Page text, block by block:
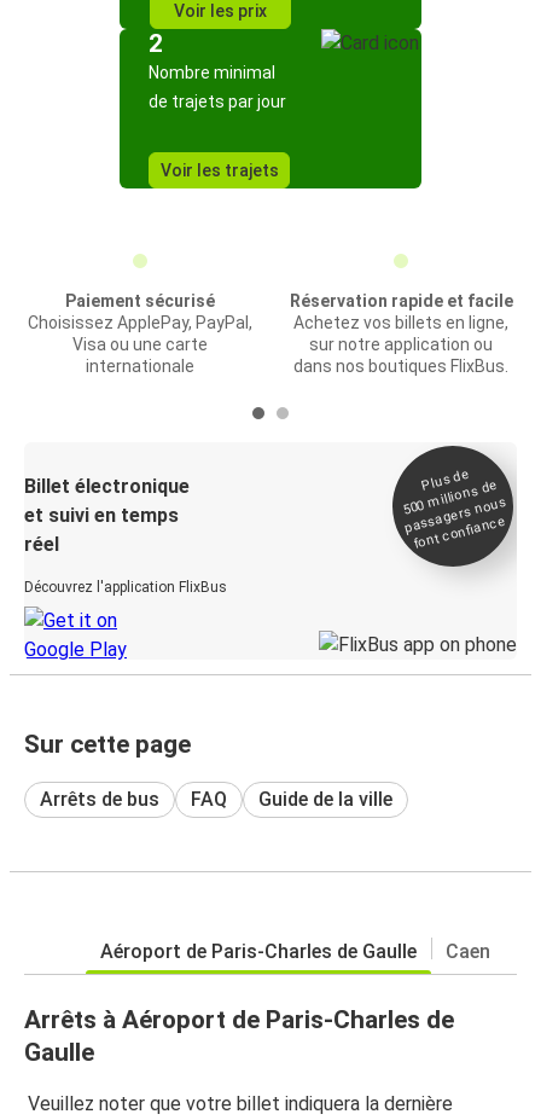
Voir les prix
2
Nombre minimal
de trajets par jour
Voir les trajets
Paiement sécurisé
Choisissez ApplePay, PayPal,
Visa ou une carte
internationale
Réservation rapide et facile
Achetez vos billets en ligne,
sur notre application ou
dans nos boutiques FlixBus.
Billet électronique
et suivi en temps
réel
Découvrez l'application FlixBus
Plus de
500
millions de
passagers nous
font confiance
Sur cette page
Arrêts de bus FAQ Guide de la ville
Aéroport de Paris-Charles de Gaulle Caen
Arrêts à Aéroport de Paris-Charles de
Gaulle
Veuillez noter que votre billet indiquera la dernière